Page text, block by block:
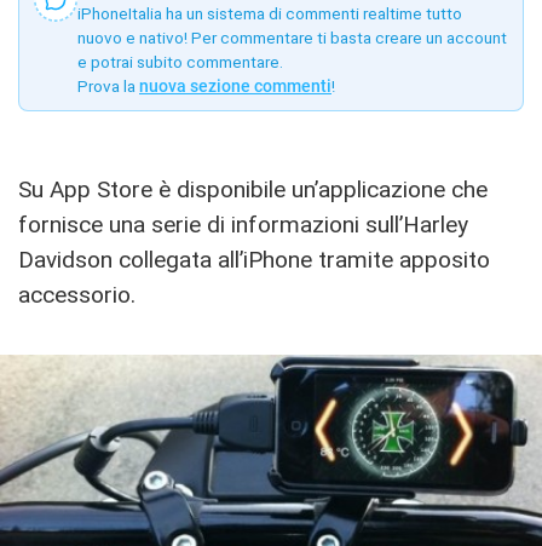
iPhoneItalia ha un sistema di commenti realtime tutto
nuovo e nativo! Per commentare ti basta creare un account
e potrai subito commentare.
Prova la nuova sezione commenti!
Su App Store è disponibile un’applicazione che
fornisce una serie di informazioni sull’Harley
Davidson collegata all’iPhone tramite apposito
accessorio.